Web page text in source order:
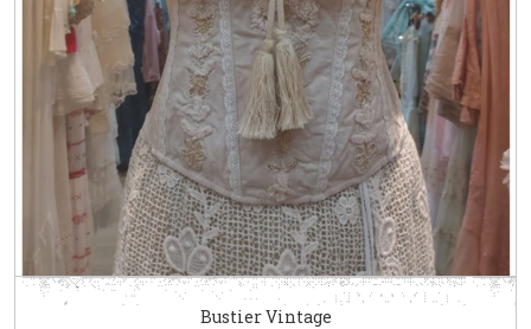
Bustier Vintage